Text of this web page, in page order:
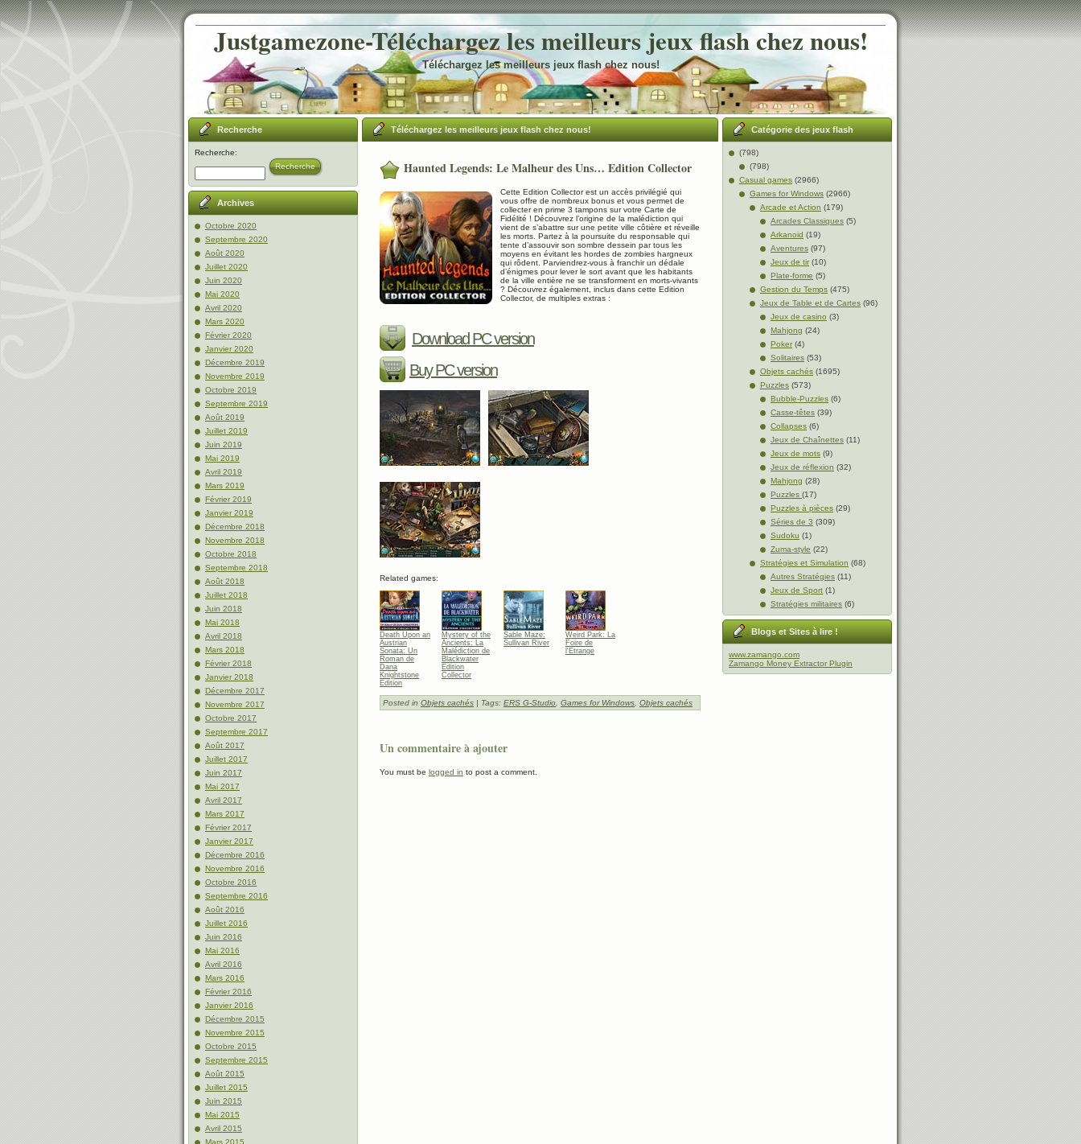
Justgamezone-Téléchargez les meilleurs jeux flash chez nous!
Téléchargez les meilleurs jeux flash chez nous!
Recherche
Recherche:
Recherche
Archives
Octobre 2020
Septembre 2020
Août 2020
Juillet 2020
Juin 2020
Mai 2020
Avril 2020
Mars 2020
Février 2020
Janvier 2020
Décembre 2019
Novembre 2019
Octobre 2019
Septembre 2019
Août 2019
Juillet 2019
Juin 2019
Mai 2019
Avril 2019
Mars 2019
Février 2019
Janvier 2019
Décembre 2018
Novembre 2018
Octobre 2018
Septembre 2018
Août 2018
Juillet 2018
Juin 2018
Mai 2018
Avril 2018
Mars 2018
Février 2018
Janvier 2018
Décembre 2017
Novembre 2017
Octobre 2017
Septembre 2017
Août 2017
Juillet 2017
Juin 2017
Mai 2017
Avril 2017
Mars 2017
Février 2017
Janvier 2017
Décembre 2016
Novembre 2016
Octobre 2016
Septembre 2016
Août 2016
Juillet 2016
Juin 2016
Mai 2016
Avril 2016
Mars 2016
Février 2016
Janvier 2016
Décembre 2015
Novembre 2015
Octobre 2015
Septembre 2015
Août 2015
Juillet 2015
Juin 2015
Mai 2015
Avril 2015
Mars 2015
Téléchargez les meilleurs jeux flash chez nous!
Haunted Legends: Le Malheur des Uns… Edition Collector
Cette Edition Collector est un accès privilégié qui
vous offre de nombreux bonus et vous permet de
collecter en prime 3 tampons sur votre Carte de
Fidélité ! Découvrez l’origine de la malédiction qui
vient de s’abattre sur une petite ville côtière et réveille
les morts. Partez à la poursuite du responsable qui
tente d’assouvir son sombre dessein par tous les
moyens en évitant les hordes de zombies hargneux
qui rôdent. Parviendrez-vous à franchir un dédale
d’énigmes pour lever le sort avant que les habitants
de la ville entière ne se transforment en morts-vivants
? Découvrez également, inclus dans cette Edition
Collector, de multiples extras :
Download PC version
Buy PC version
Related games:
Death Upon an
Austrian
Sonata: Un
Roman de
Dana
Knightstone
Edition
Mystery of the
Ancients: La
Malédiction de
Blackwater
Edition
Collector
Sable Maze:
Sullivan River
Weird Park: La
Foire de
l'Etrange
Posted in Objets cachés | Tags: ERS G-Studio, Games for Windows, Objets cachés
Un commentaire à ajouter
You must be logged in to post a comment.
Catégorie des jeux flash
(798)
(798)
Casual games (2966)
Games for Windows (2966)
Arcade et Action (179)
Arcades Classiques (5)
Arkanoid (19)
Aventures (97)
Jeux de tir(10)
Plate-forme (5)
Gestion du Temps (475)
Jeux de Table et de Cartes (96)
Jeux de casino (3)
Mahjong (24)
Poker(4)
Solitaires (53)
Objets cachés (1695)
Puzzles (573)
Bubble-Puzzles (6)
Casse-têtes (39)
Collapses (6)
Jeux de Chaînettes (11)
Jeux de mots (9)
Jeux de réflexion (32)
Mahjong (28)
Puzzles (17)
Puzzles à pièces (29)
Séries de 3 (309)
Sudoku (1)
Zuma-style (22)
Stratégies et Simulation (68)
Autres Stratégies (11)
Jeux de Sport (1)
Stratégies militaires (6)
Blogs et Sites à lire !
www.zamango.com
Zamango Money Extractor Plugin